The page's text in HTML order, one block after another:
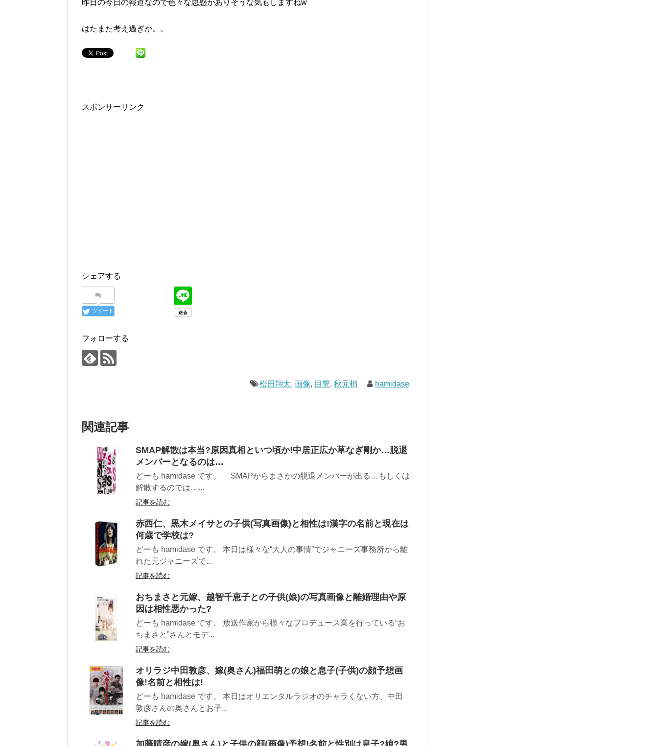
昨日の今日の報道なので色々な思惑がありそうな気もしますねw
はたまた考え過ぎか。。
スポンサーリンク
シェアする
ツイート
フォローする
松田翔太,画像, 目撃,秋元梢 hamidase
関連記事
SMAP解散は本当?原因真相といつ頃か!中居正広か草なぎ剛か…脱退
メンバーとなるのは…
どーも hamidase です。 SMAPからまさかの脱退メンバーが出る…もしくは
解散するのでは…...
記事を読む
赤西仁、黒木メイサとの子供(写真画像)と相性は!漢字の名前と現在は
何歳で学校は?
どーも hamidase です。 本日は様々な“大人の事情”でジャニーズ事務所から離
れた元ジャニーズで...
記事を読む
おちまさと元嫁、越智千恵子との子供(娘)の写真画像と離婚理由や原
因は相性悪かった?
どーも hamidase です。 放送作家から様々なプロデュース業を行っている“お
ちまさと”さんとモデ...
記事を読む
オリラジ中田敦彦、嫁(奥さん)福田萌との娘と息子(子供)の顔予想画
像!名前と相性は!
どーも hamidase です。 本日はオリエンタルラジオのチャラくない方、中田
敦彦さんの奥さんとお子...
記事を読む